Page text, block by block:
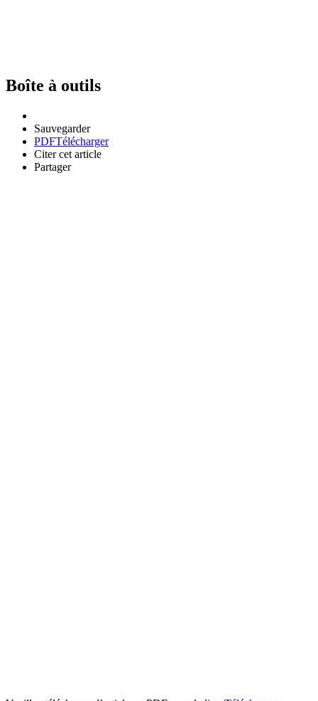
Boîte à outils
Sauvegarder
PDFTélécharger
Citer cet article
Partager